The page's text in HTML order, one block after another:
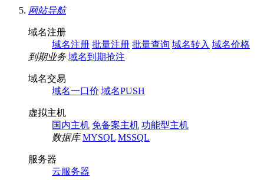
网站导航
域名注册
域名注册 批量注册 批量查询 域名转入 域名价格
到期业务 域名到期抢注
域名交易
域名一口价 域名PUSH
虚拟主机
国内主机 免备案主机 功能型主机
数据库 MYSQL MSSQL
服务器
云服务器